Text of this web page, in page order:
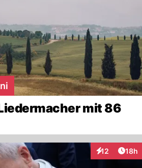
mit 86
12
Interaktionen
18h